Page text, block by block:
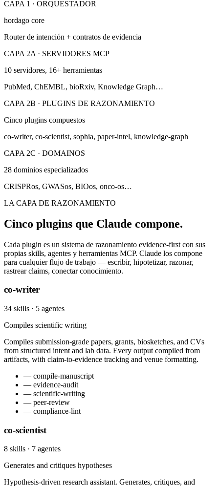
CAPA 1 · ORQUESTADOR
hordago core
Router de intención + contratos de evidencia
CAPA 2A · SERVIDORES MCP
10 servidores, 16+ herramientas
PubMed, ChEMBL, bioRxiv, Knowledge Graph…
CAPA 2B · PLUGINS DE RAZONAMIENTO
Cinco plugins compuestos
co-writer, co-scientist, sophia, paper-intel, knowledge-graph
CAPA 2C · DOMAINOS
28 dominios especializados
CRISPRos, GWASos, BIOos, onco-os…
LA CAPA DE RAZONAMIENTO
Cinco plugins que Claude compone.
Cada plugin es un sistema de razonamiento evidence-first con sus
propias skills, agentes y herramientas MCP. Claude los compone
para cualquier flujo de trabajo — escribir, hipotetizar, razonar,
rastrear claims, conectar conocimiento.
co-writer
34 skills · 5 agentes
Compiles scientific writing
Compiles submission-grade papers, grants, biosketches, and CVs
from structured intent and lab data. Every output compiled from
artifacts, with claim-to-evidence tracking and venue formatting.
— compile-manuscript
— evidence-audit
— scientific-writing
— peer-review
— compliance-lint
co-scientist
8 skills · 7 agentes
Generates and critiques hypotheses
Hypothesis-driven research assistant. Generates, critiques, and